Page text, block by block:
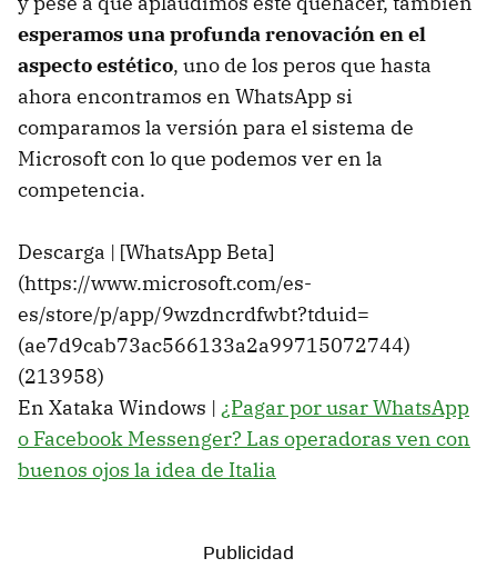
esperamos una profunda renovación en el
aspecto estético, uno de los peros que hasta
ahora encontramos en WhatsApp si
comparamos la versión para el sistema de
Microsoft con lo que podemos ver en la
competencia.
Descarga | [WhatsApp Beta]
(https://www.microsoft.com/es-
es/store/p/app/9wzdncrdfwbt?tduid=
(ae7d9cab73ac566133a2a99715072744)
(213958)
En Xataka Windows | ¿Pagar por usar WhatsApp
o Facebook Messenger? Las operadoras ven con
buenos ojos la idea de Italia